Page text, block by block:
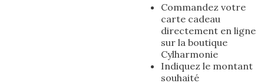
à
Commandez votre
carte cadeau
directement en ligne
sur la boutique
Cylharmonie
Indiquez le montant
souhaité